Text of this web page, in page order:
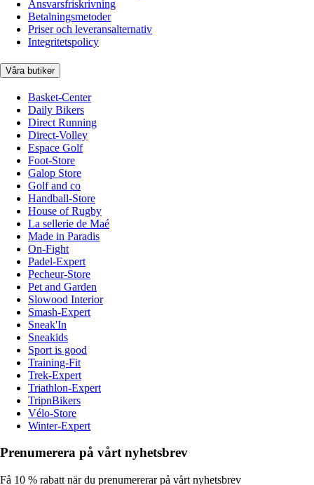
Ansvarsfriskrivning
Betalningsmetoder
Priser och leveransalternativ
Integritetspolicy
Våra butiker
Basket-Center
Daily Bikers
Direct Running
Direct-Volley
Espace Golf
Foot-Store
Galop Store
Golf and co
Handball-Store
House of Rugby
La sellerie de Maé
Made in Paradis
On-Fight
Padel-Expert
Pecheur-Store
Pet and Garden
Slowood Interior
Smash-Expert
Sneak'In
Sneakids
Sport is good
Training-Fit
Trek-Expert
Triathlon-Expert
TripnBikers
Vélo-Store
Winter-Expert
Prenumerera på vårt nyhetsbrev
Få 10 % rabatt när du prenumererar på vårt nyhetsbrev